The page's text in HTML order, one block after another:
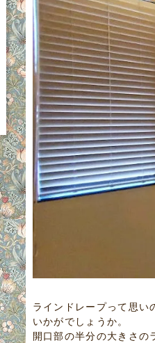
ラインドレープって思い
いかがでしょうか。
開口部の半分の大きさの